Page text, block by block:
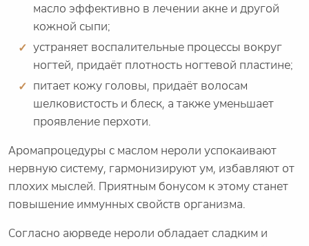
масло эффективно в лечении акне и другой
кожной сыпи;
устраняет воспалительные процессы вокруг
ногтей, придаёт плотность ногтевой пластине;
питает кожу головы, придаёт волосам
шелковистость и блеск, а также уменьшает
проявление перхоти.
Аромапроцедуры с маслом нероли успокаивают
нервную систему, гармонизируют ум, избавляют от
плохих мыслей. Приятным бонусом к этому станет
повышение иммунных свойств организма.
Согласно аюрведе нероли обладает сладким и